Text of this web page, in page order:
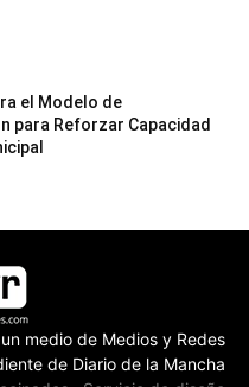
el Modelo de
para Reforzar Capacidad
medio de Medios y Redes
de Diario de la Mancha